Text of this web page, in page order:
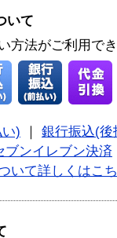
いて
方法がご利用で
)
銀行振込(後
ブンイレブン決済
いて詳しくはこ